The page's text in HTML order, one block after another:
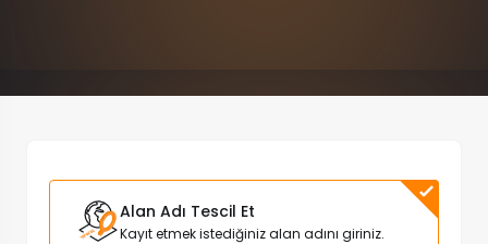
Alan Adı Tescil Et
Kayıt etmek istediğiniz alan adını giriniz.